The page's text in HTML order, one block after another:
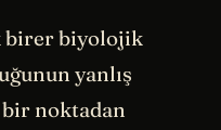
birer biyolojik
yanlış
noktadan